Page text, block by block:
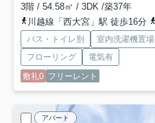
3階 / 54.58㎡ / 3DK /築37年
川越線「西大宮」駅 徒歩16分
バス・トイレ別 室内洗濯機置場
フローリング
電気有
敷礼0 フリーレント
アパート